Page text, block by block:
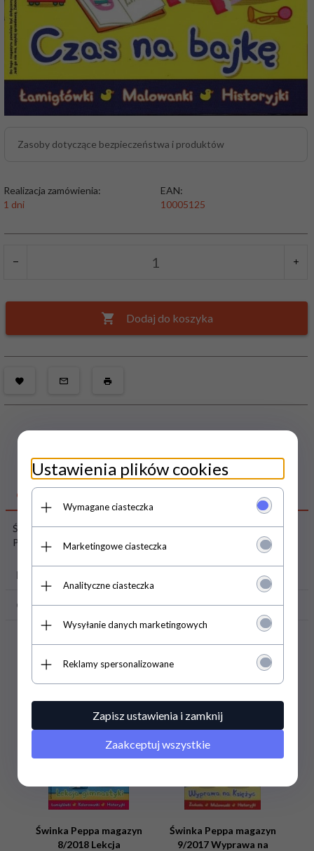
Zasoby dotyczące bezpieczeństwa i produktów
Realizacja zamówienia:
1 dni
EAN:
10005125
Dodaj do koszyka
OPIS PRODUKTU
Świnka Peppa magazyn nr 1/2018, a w nim prezent - znikopis
Peppy
PARAMETRY PRODUKTU
OPINIE KLIENTÓW
Polecamy
Świnka Peppa magazyn
8/2018 Lekcja
Świnka Peppa magazyn
9/2017 Wyprawa na
Ustawienia plików cookies
Wymagane ciasteczka
Marketingowe ciasteczka
Analityczne ciasteczka
Wysyłanie danych marketingowych
Reklamy spersonalizowane
Zapisz ustawienia i zamknij
Zaakceptuj wszystkie